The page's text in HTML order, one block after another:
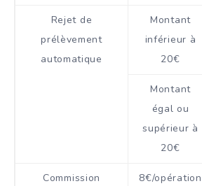
Rejet de
prélèvement
automatique
Montant
inférieur à
20€
Montant
égal ou
supérieur à
20€
Commission
8€/opération